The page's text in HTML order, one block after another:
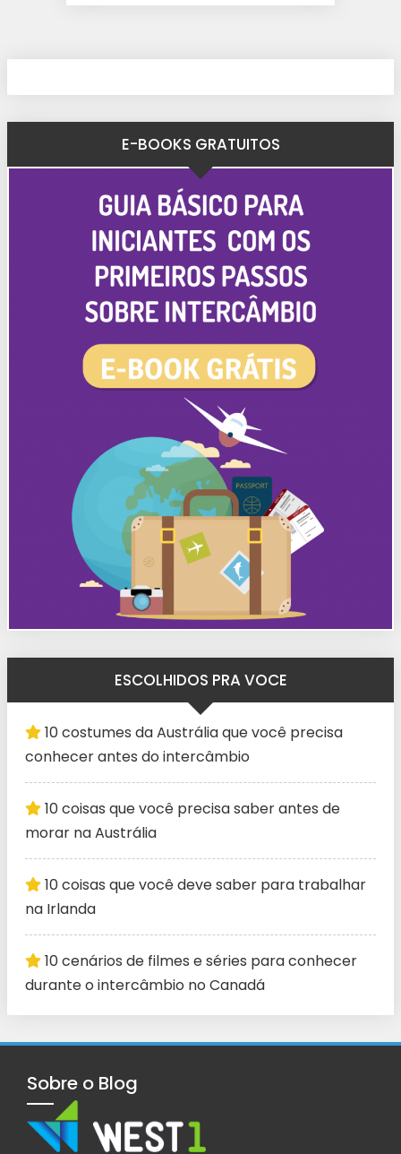
E-BOOKS GRATUITOS
ESCOLHIDOS PRA VOCE
10 costumes da Austrália que você precisa
conhecer antes do intercâmbio
10 coisas que você precisa saber antes de
morar na Austrália
10 coisas que você deve saber para trabalhar
na Irlanda
10 cenários de filmes e séries para conhecer
durante o intercâmbio no Canadá
Sobre o Blog